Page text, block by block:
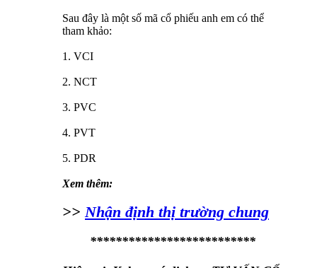
Sau đây là một số mã cổ phiếu anh em có thể
tham khảo:
1. VCI
2. NCT
3. PVC
4. PVT
5. PDR
Xem thêm:
>>Nhận định thị trường chung
**************************